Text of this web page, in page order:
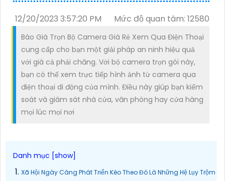
12/20/2023 3:57:20 PM Mức độ quan tâm: 12580
Báo Giá Trọn Bộ Camera Giá Rẻ Xem Qua Điện Thoại
cung cấp cho bạn một giải pháp an ninh hiệu quả
với giá cả phải chăng. Với bộ camera trọn gói này,
bạn có thể xem trực tiếp hình ảnh từ camera qua
điện thoại di động của mình. Điều này giúp bạn kiểm
soát và giám sát nhà cửa, văn phòng hay cửa hàng
mọi lúc mọi nơi
Xã Hội Ngày Càng Phát Triển Kéo Theo Đó Là Những Hệ Lụy Trộm